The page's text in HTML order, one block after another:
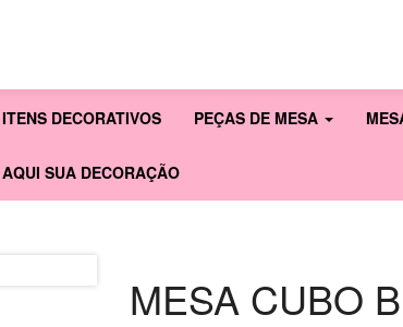
ITENS DECORATIVOS PEÇAS DE MESA
SUA DECORAÇÃO
MESA CUBO